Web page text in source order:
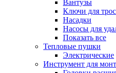
Вантузы
Ключи для
Насадки
Насосы для
Показать все
Тепловые пушки
Электрические
Инструмент для